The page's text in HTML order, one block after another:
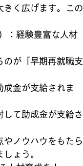
きく広げます。この
：経験豊富な人材
のが「早期再就職支
成金が支給されま
して助成金が支給さ
ノウハウをもたら
ょう。